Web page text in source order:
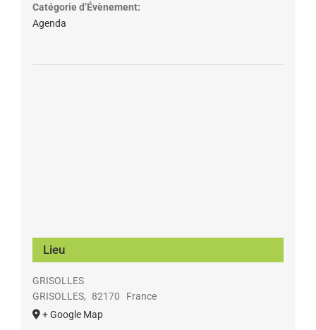
Catégorie d’Évènement:
Agenda
Lieu
GRISOLLES
GRISOLLES, 82170
France
+ Google Map